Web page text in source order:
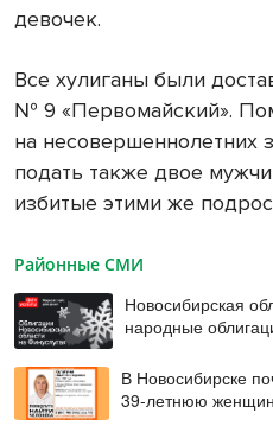
девочек.
Все хулиганы были
№ 9 «Первомайский».
на несовершеннолетних
подать также двое
избитые этими же
Районные СМИ
Новосибирская
народные
В Новосибирске
39-летнюю